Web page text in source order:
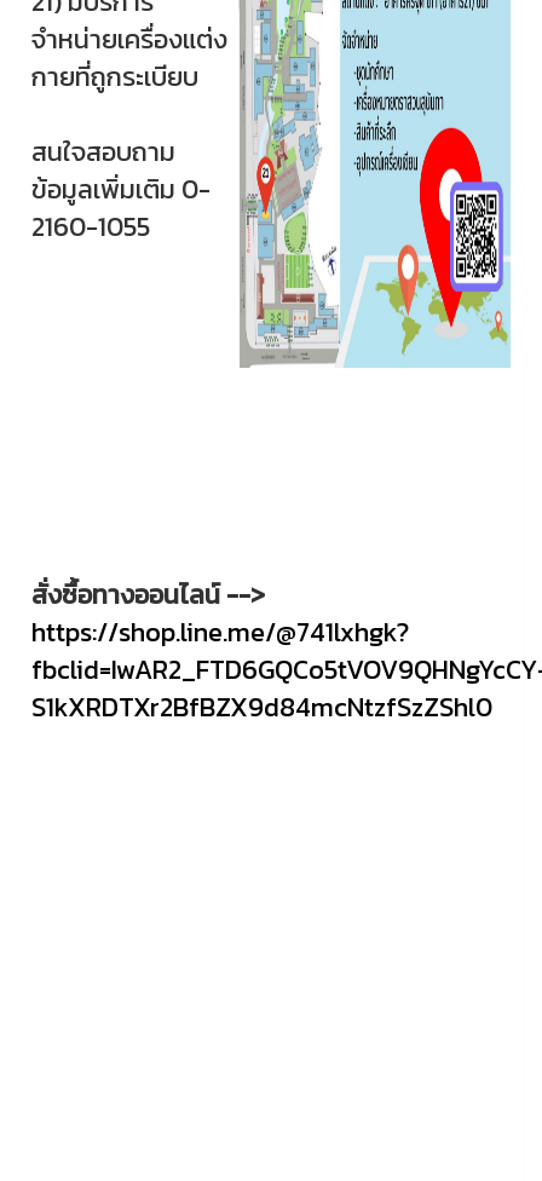
จำหน่ายเครื่องแต่ง
กายที่ถูกระเบียบ
สนใจสอบถาม
ข้อมูลเพิ่มเติม 0-
2160-1055
สั่งซื้อทางออนไลน์ -->
https://shop.line.me/@741lxhgk?
S1kXRDTXr2BfBZX9d84mcNtzfSzZShl0